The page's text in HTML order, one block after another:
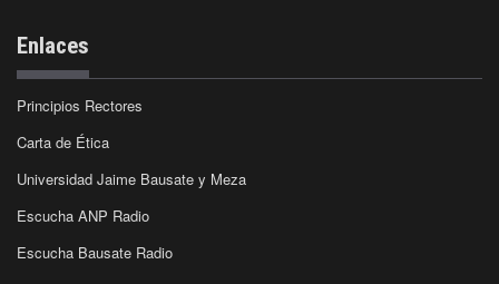
Enlaces
Principios Rectores
Carta de Ética
Universidad Jaime Bausate y Meza
Escucha ANP Radio
Escucha Bausate Radio